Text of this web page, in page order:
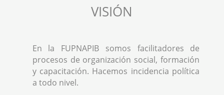
VISIÓN
En la FUPNAPIB somos facilitadores de
procesos de organización social, formación
y capacitación. Hacemos incidencia política
a todo nivel.